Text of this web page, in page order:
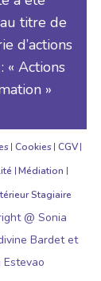
titre de
d’actions
« Actions
»
Cookies CGV
Médiation
Stagiaire
@ Sonia
Bardet et
Estevao